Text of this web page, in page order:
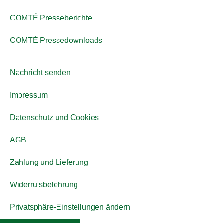
COMTÉ Presseberichte
COMTÉ Pressedownloads
Nachricht senden
Impressum
Datenschutz und Cookies
AGB
Zahlung und Lieferung
Widerrufsbelehrung
Privatsphäre-Einstellungen ändern